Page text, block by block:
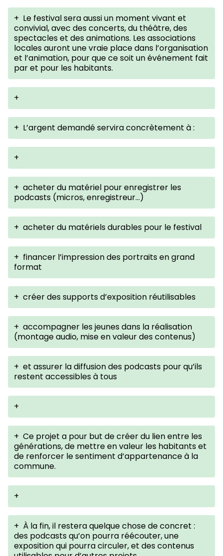
+ Le festival sera aussi un moment vivant et
convivial, avec des concerts, du théâtre, des
spectacles et des animations. Les associations
locales auront une vraie place dans l’organisation
et l’animation, pour que ce soit un événement fait
par et pour les habitants.
+
+ L’argent demandé servira concrètement à :
+
+ acheter du matériel pour enregistrer les
podcasts (micros, enregistreur…)
+ acheter du matériels durables pour le festival
+ financer l’impression des portraits en grand
format
+ créer des supports d’exposition réutilisables
+ accompagner les jeunes dans la réalisation
(montage audio, mise en valeur des contenus)
+ et assurer la diffusion des podcasts pour qu’ils
restent accessibles à tous
+
+ Ce projet a pour but de créer du lien entre les
générations, de mettre en valeur les habitants et
de renforcer le sentiment d’appartenance à la
commune.
+
+ À la fin, il restera quelque chose de concret :
des podcasts qu’on pourra réécouter, une
exposition qui pourra circuler, et des contenus